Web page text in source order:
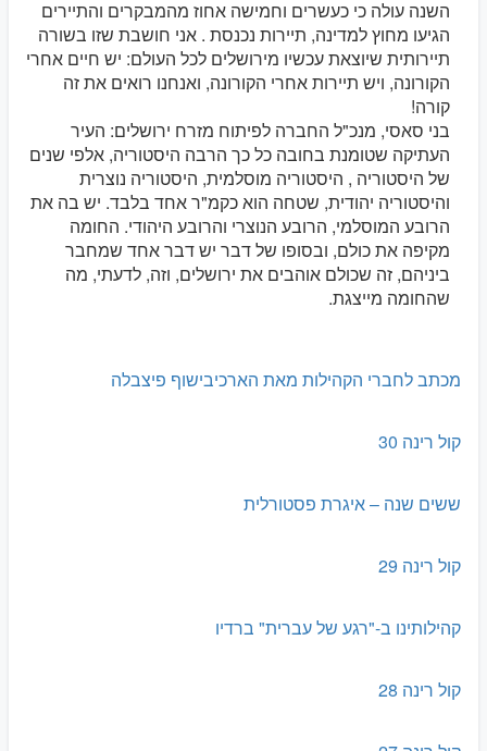
השנה עולה כי כעשרים וחמישה אחוז מהמבקרים והתיירים
הגיעו מחוץ למדינה, תיירות נכנסת . אני חושבת שזו בשורה
תיירותית שיוצאת עכשיו מירושלים לכל העולם: יש חיים אחרי
הקורונה, ויש תיירות אחרי הקורונה, ואנחנו רואים את זה
קורה!
בני סאסי, מנכ"ל החברה לפיתוח מזרח ירושלים: העיר
העתיקה שטומנת בחובה כל כך הרבה היסטוריה, אלפי שנים
של היסטוריה , היסטוריה מוסלמית, היסטוריה נוצרית
והיסטוריה יהודית, שטחה הוא כקמ"ר אחד בלבד. יש בה את
הרובע המוסלמי, הרובע הנוצרי והרובע היהודי. החומה
מקיפה את כולם, ובסופו של דבר יש דבר אחד שמחבר
ביניהם, זה שכולם אוהבים את ירושלים, וזה, לדעתי, מה
שהחומה מייצגת.
מכתב לחברי הקהילות מאת הארכיבישוף פיצבלה
קול רינה 30
ששים שנה – איגרת פסטורלית
קול רינה 29
קהילותינו ב-"רגע של עברית" ברדיו
קול רינה 28